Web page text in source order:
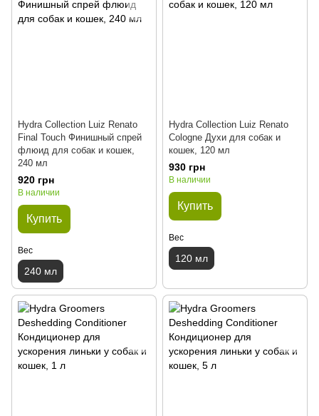
Hydra Collection Luiz Renato
Final Touch Финишный спрей
флюид для собак и кошек,
240 мл
920 грн
В наличии
Купить
Вес
240 мл
Hydra Collection Luiz Renato
Cologne Духи для собак и
кошек, 120 мл
930 грн
В наличии
Купить
Вес
120 мл